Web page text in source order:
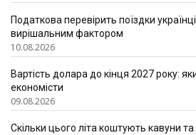
Податкова перевірить поїздки
вирішальним фактором
10.08.2026
Вартість долара до кінця 2027 року:
економісти
09.08.2026
Скільки цього літа коштують кавуни та